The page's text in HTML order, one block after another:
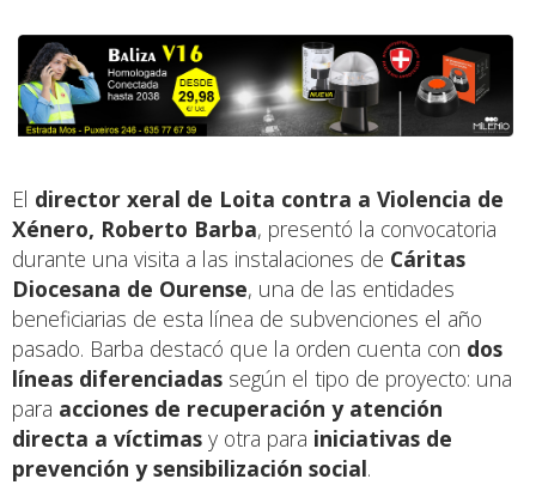
El director xeral de Loita contra a Violencia de
Xénero, Roberto Barba, presentó la convocatoria
durante una visita a las instalaciones de Cáritas
Diocesana de Ourense, una de las entidades
beneficiarias de esta línea de subvenciones el año
pasado. Barba destacó que la orden cuenta con dos
líneas diferenciadas según el tipo de proyecto: una
para acciones de recuperación y atención
directa a víctimas y otra para iniciativas de
prevención y sensibilización social.